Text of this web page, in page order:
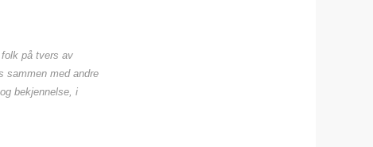
på tvers av
sammen med andre
bekjennelse, i